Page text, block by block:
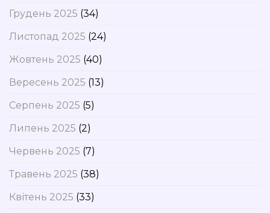
Грудень 2025 (34)
Листопад 2025 (24)
Жовтень 2025 (40)
Вересень 2025 (13)
Серпень 2025 (5)
Липень 2025 (2)
Червень 2025 (7)
Травень 2025 (38)
Квітень 2025 (33)